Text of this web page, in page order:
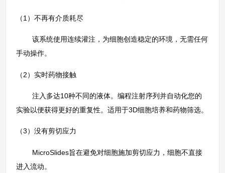
（1）不再有介质耗尽
该系统使用连续灌注，为细胞创造稳定的环境，无需任何
手动操作。
（2）实时药物接触
注入多达10种不同的液体。编程注射序列并自动化您的
实验以便获得更好的重复性。适用于3D细胞培养和药物筛选。
（3）没有剪切应力
MicroSlides旨在避免对细胞施加剪切应力，细胞不直接
进入流动。